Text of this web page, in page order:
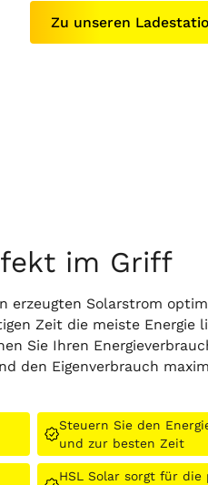
Zu unseren
im Griff
erzeugten Solarstrom
Zeit die meiste Energie
Sie Ihren
den Eigenverbrauch
Steuern Sie den
und zur besten Zeit
HSL Solar sorgt für